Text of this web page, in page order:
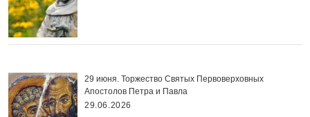
29 июня. Торжество Святых Первоверховных
Апостолов Петра и Павла
29.06.2026